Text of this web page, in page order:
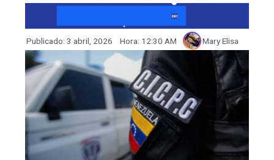
Publicado:3 abril, 2026 Hora: 12:30 AM Mary Elisa